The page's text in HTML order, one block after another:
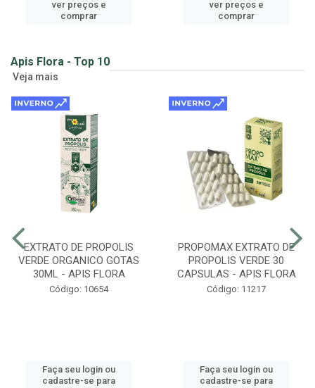
ver preços e
comprar
ver preços e
comprar
Apis Flora - Top 10
Veja mais
EXTRATO DE PROPOLIS
VERDE ORGANICO GOTAS
30ML - APIS FLORA
Código: 10654
Faça seu login ou
cadastre-se para
PROPOMAX EXTRATO DE
PROPOLIS VERDE 30
CAPSULAS - APIS FLORA
Código: 11217
Faça seu login ou
cadastre-se para